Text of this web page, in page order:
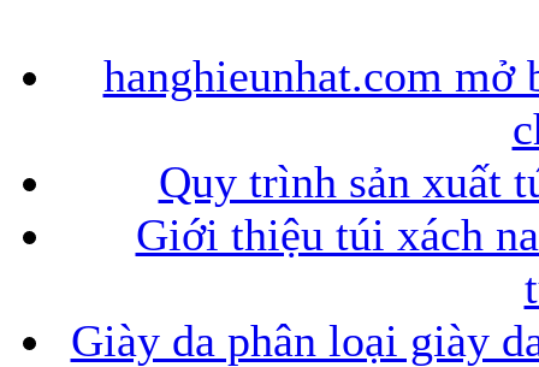
hanghieunhat.com
Quy trình sản xuất
Giới thiệu túi xách
Giày da phân loại giày